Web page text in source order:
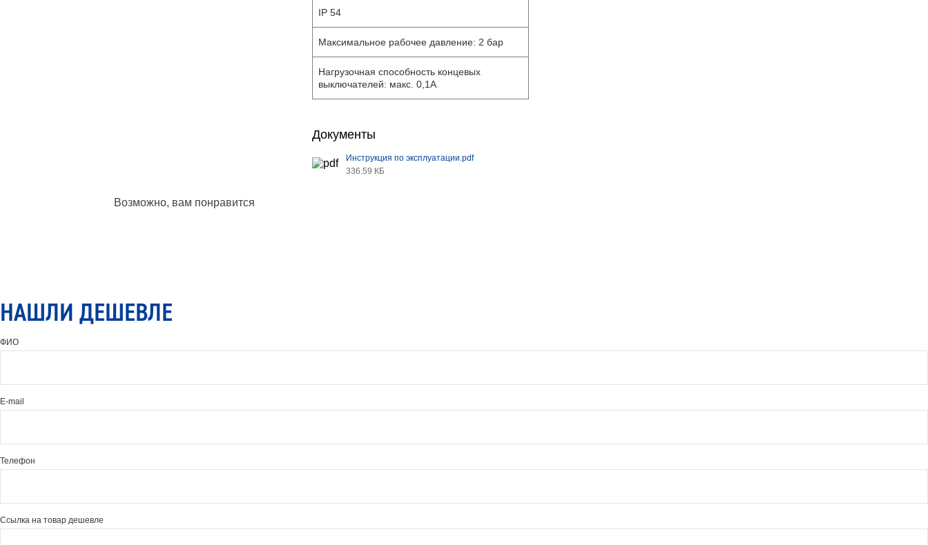
IP 54
Максимальное рабочее давление: 2 бар
Нагрузочная способность концевых
выключателей: макс. 0,1A
Документы
Инструкция по эксплуатации.pdf
336.59 КБ
Возможно, вам понравится
НАШЛИ ДЕШЕВЛЕ
ФИО
E-mail
Телефон
Ссылка на товар дешевле